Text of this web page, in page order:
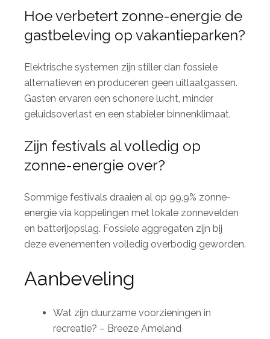
Hoe verbetert zonne-energie de
gastbeleving op vakantieparken?
Elektrische systemen zijn stiller dan fossiele
alternatieven en produceren geen uitlaatgassen.
Gasten ervaren een schonere lucht, minder
geluidsoverlast en een stabieler binnenklimaat.
Zijn festivals al volledig op
zonne-energie over?
Sommige festivals draaien al op 99,9% zonne-
energie via koppelingen met lokale zonnevelden
en batterijopslag. Fossiele aggregaten zijn bij
deze evenementen volledig overbodig geworden.
Aanbeveling
Wat zijn duurzame voorzieningen in
recreatie? – Breeze Ameland